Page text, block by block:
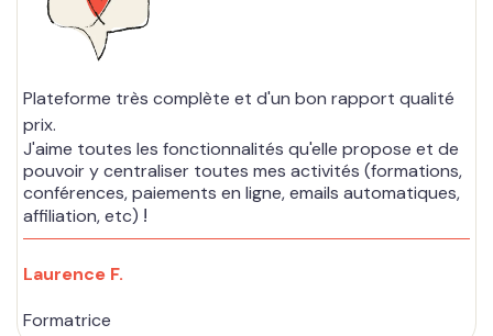
Plateforme très complète et d'un bon rapport qualité
prix.
J'aime toutes les fonctionnalités qu'elle propose et de
pouvoir y centraliser toutes mes activités (formations,
conférences, paiements en ligne, emails automatiques,
affiliation, etc) !
Laurence F.
Formatrice